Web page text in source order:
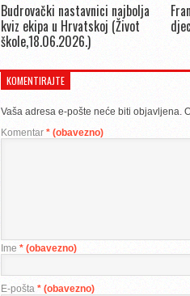
Budrovački nastavnici najbolja
kviz ekipa u Hrvatskoj (Život
škole,18.06.2026.)
KOMENTIRAJTE
Vaša adresa e-pošte neće biti objavljena.
Komentar * (obavezno)
Ime * (obavezno)
E-pošta * (obavezno)